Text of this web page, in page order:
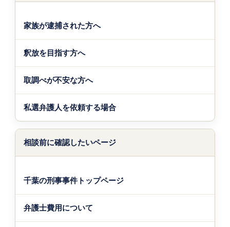
家族が逮捕された方へ
釈放を目指す方へ
取調べが不安な方へ
私選弁護人を依頼する場合
相談前に確認したいページ
千葉の刑事事件トップページ
弁護士費用について